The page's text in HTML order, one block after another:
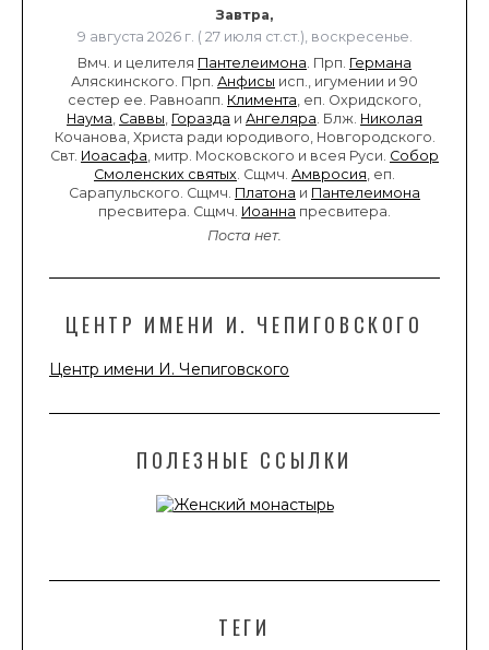
Завтра,
9 августа 2026 г. ( 27 июля ст.ст.), воскресенье.
Вмч. и целителя Пантелеимона. Прп. Германа
Аляскинского. Прп. Анфисы исп., игумении и 90
сестер ее. Равноапп. Климента, еп. Охридского,
Наума, Саввы, Горазда и Ангеляра. Блж. Николая
Кочанова, Христа ради юродивого, Новгородского.
Свт. Иоасафа, митр. Московского и всея Руси. Собор
Смоленских святых. Сщмч. Амвросия, еп.
Сарапульского. Сщмч. Платона и Пантелеимона
пресвитера. Сщмч. Иоанна пресвитера.
Поста нет.
ЦЕНТР ИМЕНИ И. ЧЕПИГОВСКОГО
Центр имени И. Чепиговского
ПОЛЕЗНЫЕ ССЫЛКИ
ТЕГИ